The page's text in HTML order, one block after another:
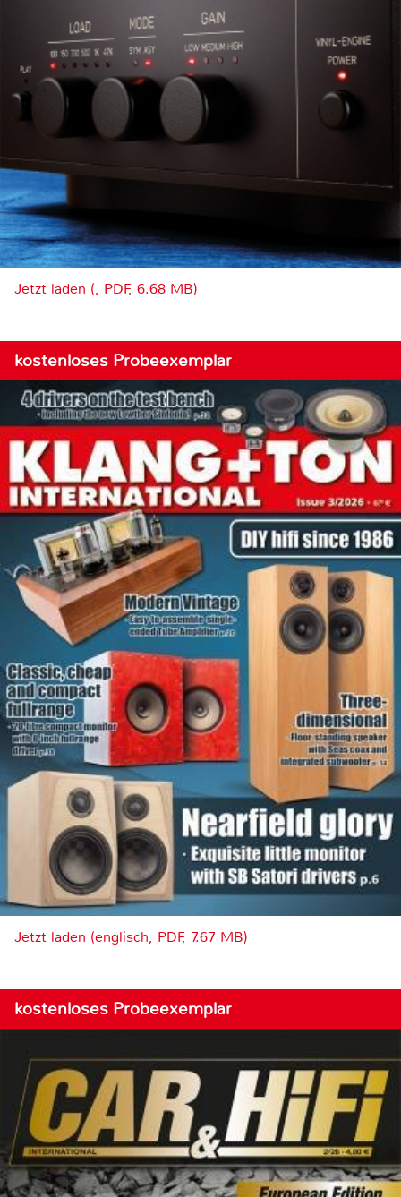
Jetzt laden (, PDF, 6.68 MB)
kostenloses Probeexemplar
Jetzt laden (englisch, PDF, 7.67 MB)
kostenloses Probeexemplar